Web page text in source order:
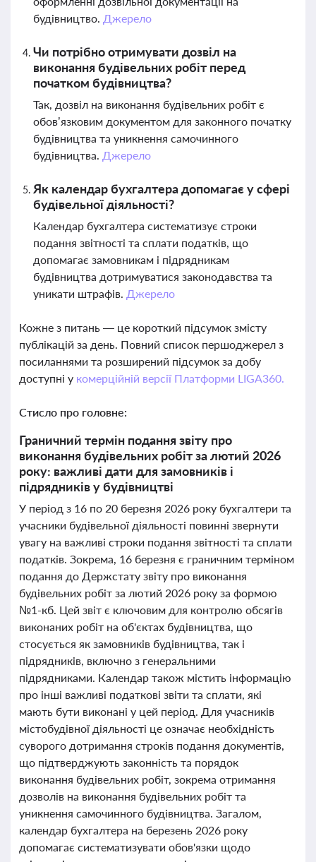
будівництво. Джерело
Чи потрібно отримувати дозвіл на
виконання будівельних робіт перед
початком будівництва?
Так, дозвіл на виконання будівельних робіт є
обов’язковим документом для законного початку
будівництва та уникнення самочинного
будівництва. Джерело
Як календар бухгалтера допомагає у сфері
будівельної діяльності?
Календар бухгалтера систематизує строки
подання звітності та сплати податків, що
допомагає замовникам і підрядникам
будівництва дотримуватися законодавства та
уникати штрафів. Джерело
Кожне з питань — це короткий підсумок змісту
публікацій за день. Повний список першоджерел з
посиланнями та розширений підсумок за добу
доступні у комерційній версії Платформи LIGA360.
Стисло про головне:
Граничний термін подання звіту про
виконання будівельних робіт за лютий 2026
року: важливі дати для замовників і
підрядників у будівництві
У період з 16 по 20 березня 2026 року бухгалтери та
учасники будівельної діяльності повинні звернути
увагу на важливі строки подання звітності та сплати
податків. Зокрема, 16 березня є граничним терміном
подання до Держстату звіту про виконання
будівельних робіт за лютий 2026 року за формою
№1-кб. Цей звіт є ключовим для контролю обсягів
виконаних робіт на об'єктах будівництва, що
стосується як замовників будівництва, так і
підрядників, включно з генеральними
підрядниками. Календар також містить інформацію
про інші важливі податкові звіти та сплати, які
мають бути виконані у цей період. Для учасників
містобудівної діяльності це означає необхідність
суворого дотримання строків подання документів,
що підтверджують законність та порядок
виконання будівельних робіт, зокрема отримання
дозволів на виконання будівельних робіт та
уникнення самочинного будівництва. Загалом,
календар бухгалтера на березень 2026 року
допомагає систематизувати обов'язки щодо